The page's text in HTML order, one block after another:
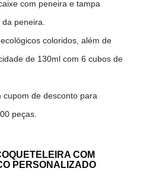
com peneira e tampa
peneira.
coloridos, além de
de 130ml com 6 cubos de
cupom de desconto para
peças.
COM
PERSONALIZADO